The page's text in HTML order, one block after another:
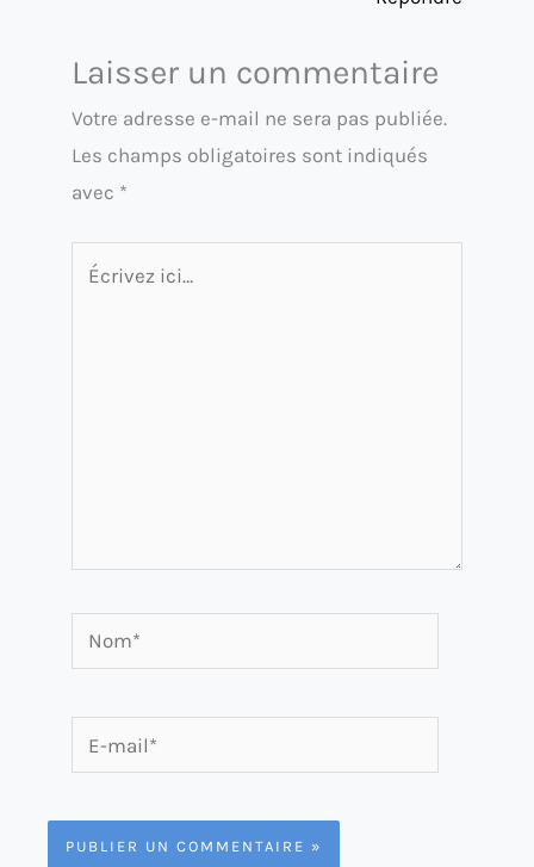
Laisser un commentaire
Votre adresse e-mail ne sera pas publiée.
Les champs obligatoires sont indiqués
avec *
Écrivez
Nom*
mail*